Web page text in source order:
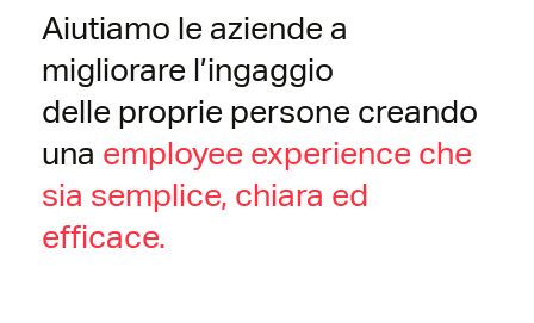
Aiutiamo le aziende a
migliorare l’ingaggio
delleproprie persone creando
unaemployeeexperienceche
sia semplice, chiara ed
efficace.